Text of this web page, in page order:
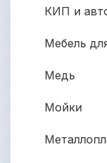
КИП и
Мебель
Медь
Мойки